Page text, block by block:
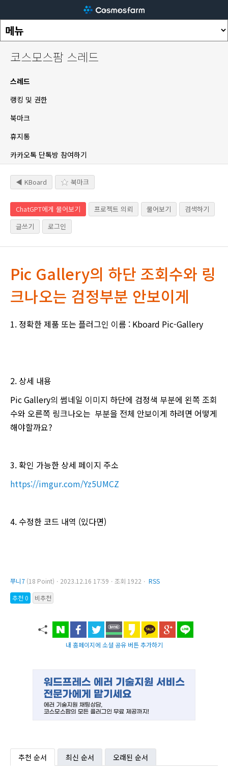
코스모스팜 스레드
스레드
랭킹 및 권한
북마크
휴지통
카카오톡 단톡방 참여하기
◀ KBoard 북마크
ChatGPT에게 물어보기 프로젝트 의뢰 물어보기
검색하기
글쓰기
로그인
Pic Gallery의 하단 조회수와 링
크나오는 검정부분 안보이게
1. 정확한 제품 또는 플러그인 이름 : Kboard Pic-Gallery
2. 상세 내용
Pic Gallery의 썸네일 이미지 하단에 검정색 부분에 왼쪽 조회
수와 오른쪽 링크나오는 부분을 전체 안보이게 하려면 어떻게
해야할까요?
3. 확인 가능한 상세 페이지 주소
https://imgur.com/Yz5UMCZ
4. 수정한 코드 내역 (있다면)
쭈니7 (18 Point)ㆍ2023.12.16 17:59ㆍ조회 1922ㆍ RSS
추천 0
비추천
내 홈페이지에 소셜 공유 버튼 추가하기
추천 순서 최신 순서 오래된 순서